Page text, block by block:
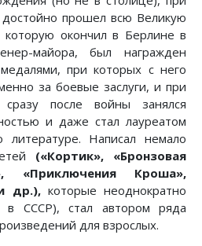
прошел всю Великую
окончил в Берлине в
майора, был награжден
при которых с него
за боевые заслуги, и при
сразу после войны занялся
и даже стал лауреатом
литературе. Написал немало
(«Кортик», «Бронзовая
«Приключения Кроша»,
др.), которые неоднократно
в СССР), стал автором ряда
для взрослых.